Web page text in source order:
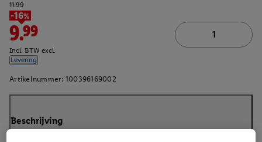
11.99
-16%
9.99
Incl. BTW excl.
Levering
Artikelnummer: 100396169002
Beschrijving